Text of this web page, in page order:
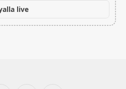
live